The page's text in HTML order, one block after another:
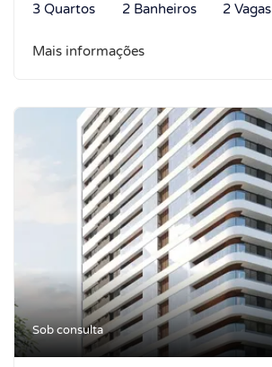
3 Quartos 2 Banheiros 2 Vagas
Mais informações
Sob consulta